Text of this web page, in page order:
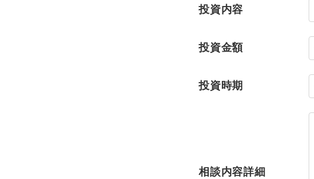
投資内容
投資金額
投資時期
相談内容詳細